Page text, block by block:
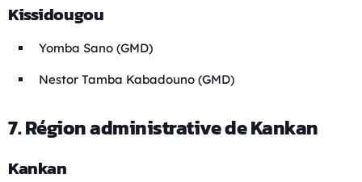
Kissidougou
Yomba Sano (GMD)
Nestor Tamba Kabadouno (GMD)
7. Région administrative de Kankan
Kankan